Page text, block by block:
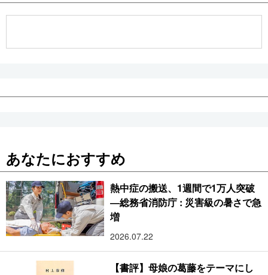
あなたにおすすめ
熱中症の搬送、1週間で1万人突破
―総務省消防庁 : 災害級の暑さで急
増
2026.07.22
【書評】母娘の葛藤をテーマにし